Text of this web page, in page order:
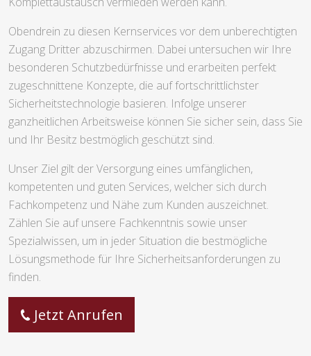
Obendrein zu diesen Kernservices vor dem unberechtigten
Zugang Dritter abzuschirmen. Dabei untersuchen wir Ihre
besonderen Schutzbedürfnisse und erarbeiten perfekt
zugeschnittene Konzepte, die auf fortschrittlichster
Sicherheitstechnologie basieren. Infolge unserer
ganzheitlichen Arbeitsweise können Sie sicher sein, dass Sie
und Ihr Besitz bestmöglich geschützt sind.
Unser Ziel gilt der Versorgung eines umfänglichen,
kompetenten und guten Services, welcher sich durch
Fachkompetenz und Nähe zum Kunden auszeichnet.
Zählen Sie auf unsere Fachkenntnis sowie unser
Spezialwissen, um in jeder Situation die bestmögliche
Lösungsmethode für Ihre Sicherheitsanforderungen zu
finden.
Jetzt Anrufen